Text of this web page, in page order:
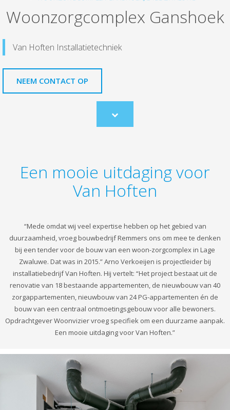
Woonzorgcomplex Ganshoek
Van Hoften Installatietechniek
NEEM CONTACT OP
Scroll
to
Een mooie uitdaging voor
Van Hoften
“Mede omdat wij veel expertise hebben op het gebied van
duurzaamheid, vroeg bouwbedrijf Remmers ons om mee te denken
bij een tender voor de bouw van een woon-zorgcomplex in Lage
Zwaluwe. Dat was in 2015.” Arno Verkoeijen is projectleider bij
installatiebedrijf Van Hoften. Hij vertelt: “Het project bestaat uit de
renovatie van 18 bestaande appartementen, de nieuwbouw van 40
zorgappartementen, nieuwbouw van 24 PG-appartementen én de
bouw van een centraal ontmoetingsgebouw voor alle bewoners.
Opdrachtgever Woonvizier vroeg specifiek om een duurzame aanpak.
Een mooie uitdaging voor Van Hoften.”